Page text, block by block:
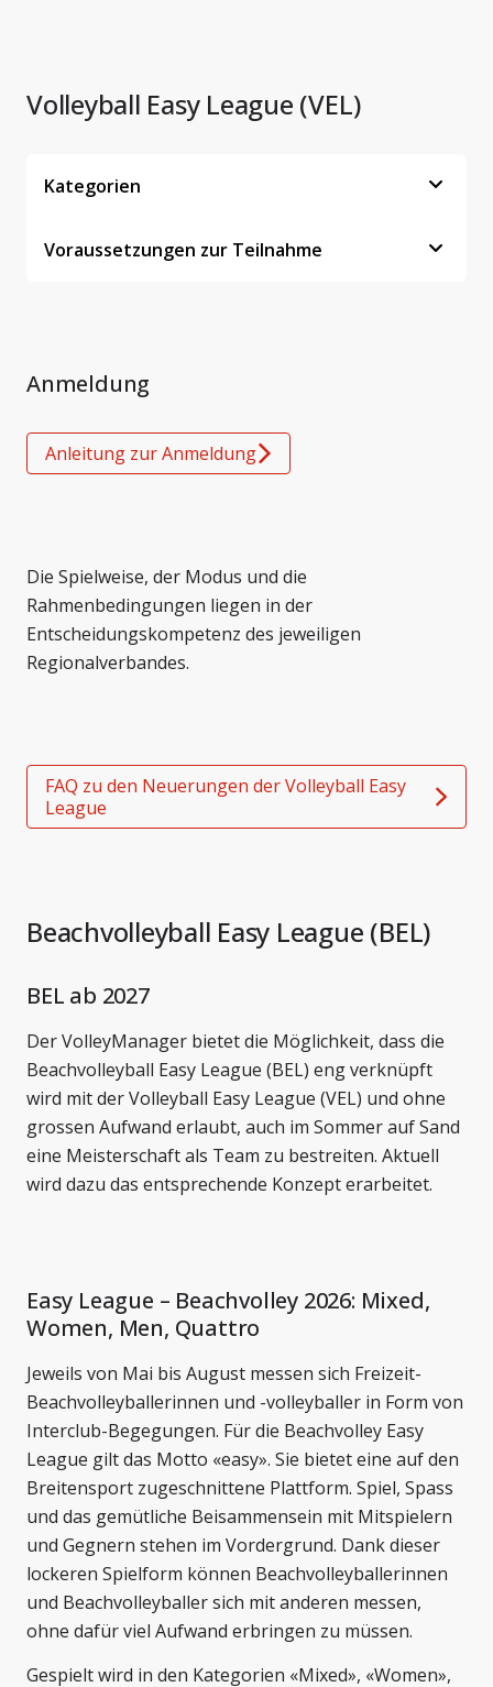
Volleyball Easy League (VEL)
Kategorien
Voraussetzungen zur Teilnahme
Anmeldung
Anleitung zur Anmeldung
Die Spielweise, der Modus und die
Rahmenbedingungen liegen in der
Entscheidungskompetenz des jeweiligen
Regionalverbandes.
FAQ zu den Neuerungen der Volleyball Easy
League
Beachvolleyball Easy League (BEL)
BEL ab 2027
Der VolleyManager bietet die Möglichkeit, dass die
Beachvolleyball Easy League (BEL) eng verknüpft
wird mit der Volleyball Easy League (VEL) und ohne
grossen Aufwand erlaubt, auch im Sommer auf Sand
eine Meisterschaft als Team zu bestreiten. Aktuell
wird dazu das entsprechende Konzept erarbeitet.
Easy League – Beachvolley 2026: Mixed,
Women, Men, Quattro
Jeweils von Mai bis August messen sich Freizeit-
Beachvolleyballerinnen und -volleyballer in Form von
Interclub-Begegungen. Für die Beachvolley Easy
League gilt das Motto «easy». Sie bietet eine auf den
Breitensport zugeschnittene Plattform. Spiel, Spass
und das gemütliche Beisammensein mit Mitspielern
und Gegnern stehen im Vordergrund. Dank dieser
lockeren Spielform können Beachvolleyballerinnen
und Beachvolleyballer sich mit anderen messen,
ohne dafür viel Aufwand erbringen zu müssen.
Gespielt wird in den Kategorien «Mixed», «Women»,